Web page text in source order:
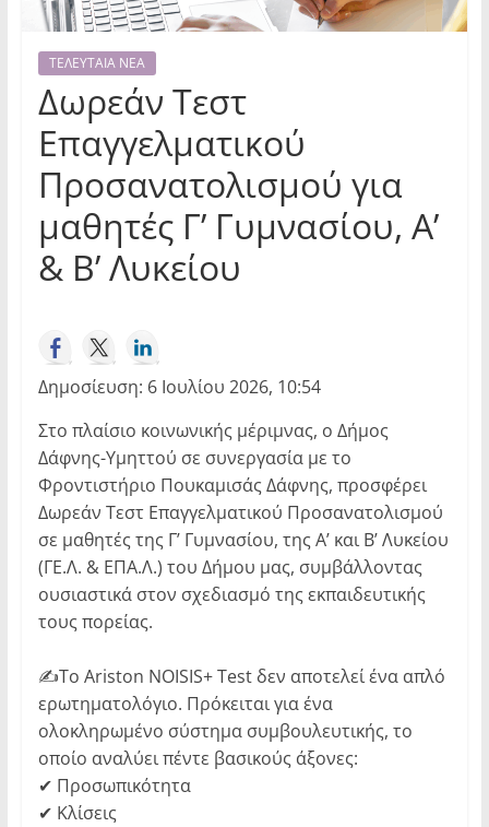
ΤΕΛΕΥΤΑΙΑ ΝΕΑ
Δωρεάν Τεστ
Επαγγελματικού
Προσανατολισμού για
μαθητές Γ’ Γυμνασίου, Α’
& Β’ Λυκείου
Δημοσίευση: 6 Ιουλίου 2026, 10:54
Στο πλαίσιο κοινωνικής μέριμνας, ο Δήμος
Δάφνης-Υμηττού σε συνεργασία με το
Φροντιστήριο Πουκαμισάς Δάφνης, προσφέρει
Δωρεάν Τεστ Επαγγελματικού Προσανατολισμού
σε μαθητές της Γ’ Γυμνασίου, της Α’ και Β’ Λυκείου
(ΓΕ.Λ. & ΕΠΑ.Λ.) του Δήμου μας, συμβάλλοντας
ουσιαστικά στον σχεδιασμό της εκπαιδευτικής
τους πορείας.
✍️Το Ariston NOISIS+ Test δεν αποτελεί ένα απλό
ερωτηματολόγιο. Πρόκειται για ένα
ολοκληρωμένο σύστημα συμβουλευτικής, το
οποίο αναλύει πέντε βασικούς άξονες:
✔ Προσωπικότητα
✔ Κλίσεις